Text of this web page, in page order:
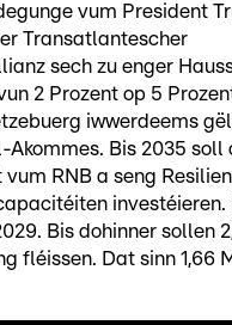
vum President
Transatlantescher
sech zu enger
2 Prozent op 5
iwwerdeems
Akommes. Bis 2035 soll
vum RNB a seng
investéieren.
Bis dohinner sollen
fléissen. Dat sinn 1,66